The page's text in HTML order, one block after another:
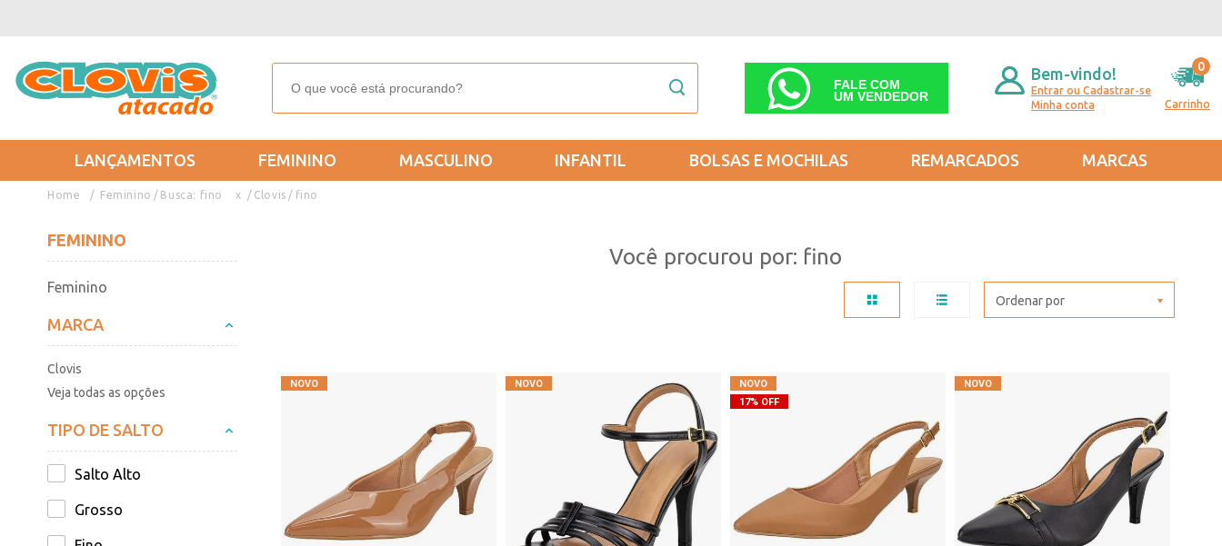
FALE COM
UM VENDEDOR
Bem-vindo!
Entrar ou Cadastrar-se
Minha conta
Carrinho
0
LANÇAMENTOS FEMININO MASCULINO INFANTIL BOLSAS E MOCHILAS REMARCADOS MARCAS
Feminino Busca: fino x Clovis fino
FEMININO
Feminino
MARCA
Clovis
Veja todas as opções
TIPO DE SALTO
Salto Alto
Grosso
Você procurou por: fino
Ordenar por
17% OFF